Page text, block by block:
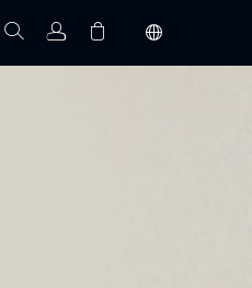
verfolgen